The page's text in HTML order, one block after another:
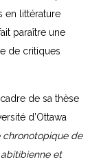
en littérature
paraître une
de critiques
cadre de sa thèse
d’Ottawa
chronotopique de
et